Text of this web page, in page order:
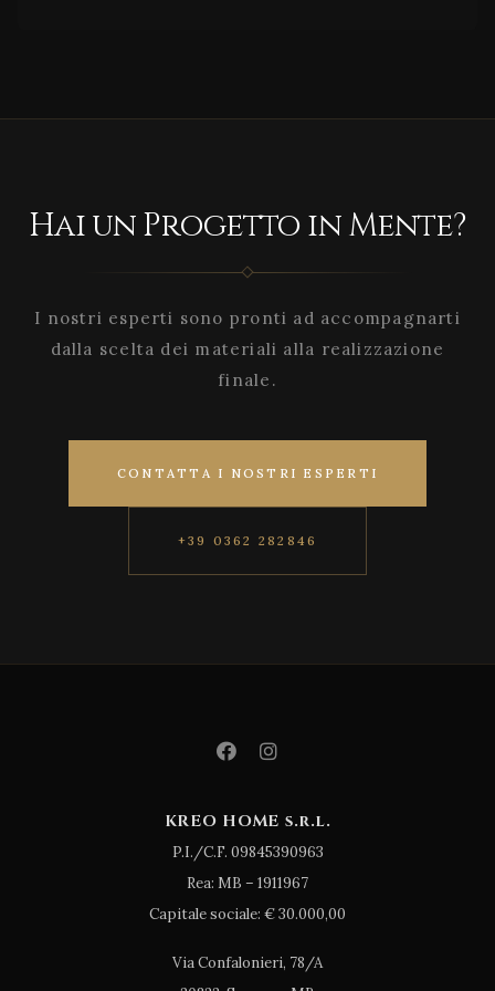
Hai un Progetto in Mente?
I nostri esperti sono pronti ad accompagnarti
dalla scelta dei materiali alla realizzazione
finale.
CONTATTA I NOSTRI ESPERTI
+39 0362 282846
KREO HOME s.r.l.
P.I./C.F. 09845390963
Rea: MB – 1911967
Capitale sociale: € 30.000,00
Via Confalonieri, 78/A